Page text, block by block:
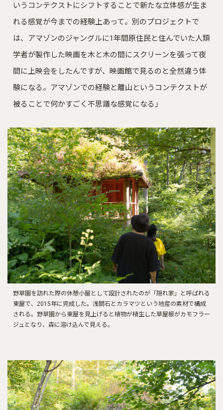
いうコンテクストにシフトすることで新たな立体感が生ま
れる感覚が今までの経験上あって。別のプロジェクトで
は、アマゾンのジャングルに1年間原住民と住んでいた人類
学者が製作した映画を木と木の間にスクリーンを張って夜
間に上映会をしたんですが、映画館で見るのと全然違う体
験になる。アマゾンでの経験と離山というコンテクストが
被ることで何かすごく不思議な感覚になる」
野草園を訪れた際の休憩小屋として設計されたのが「隠れ家」と呼ばれる
東屋で、2015年に完成した。浅間石とカラマツという地産の素材で構成
される。野草園から東屋を見上げると植物が植生した草屋根がカモフラー
ジュとなり、森に溶け込んで見える。